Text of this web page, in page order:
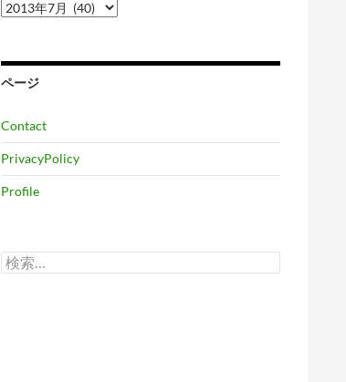
ア
ー
ブ
ページ
Contact
PrivacyPolicy
Profile
検
索: